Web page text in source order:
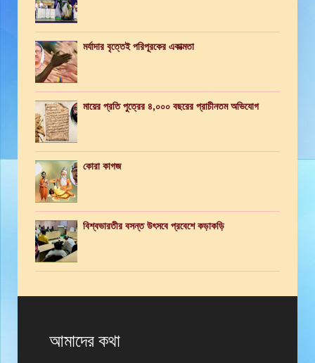
মর্যাদার বৃত্তেই পরিপূরকের একাত্মতা
মায়ের প্রতি পুত্রের ৪,০০০ বছরের প্রাচীনতম অভিযোগ
কোরা কাগজ
বিশ্বভারতীর বসন্ত উৎসবে প্রবেশে কড়াকড়ি
আমাদের কথা